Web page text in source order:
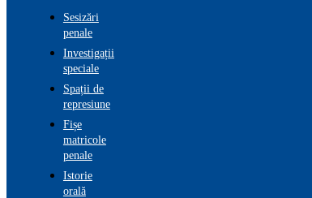
Sesizări
penale
Investigații
speciale
Spații de
represiune
Fișe
matricole
penale
Istorie
orală